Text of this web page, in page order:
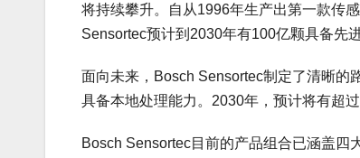
将持续攀升。自从1996年生产出第一款传
Sensortec预计到2030年有100亿颗具备先
面向未来，Bosch Sensortec制定了清晰的
具备本地处理能力。2030年，预计将有超
Bosch Sensortec目前的产品组合已涵盖